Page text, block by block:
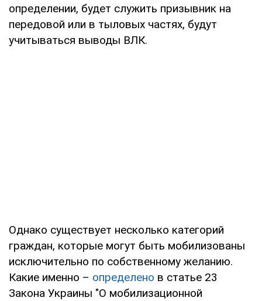
определении, будет служить призывник на
передовой или в тыловых частях, будут
учитываться выводы ВЛК.
Однако существует несколько категорий
граждан, которые могут быть мобилизованы
исключительно по собственному желанию.
Какие именно – определено в статье 23
Закона Украины "О мобилизационной